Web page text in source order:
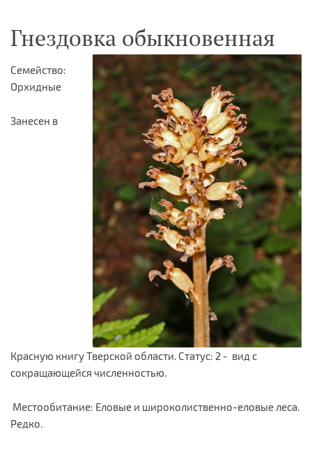
Гнездовка обыкновенная
Семейство:
Орхидные
Занесен в
Красную книгу Тверской области. Статус: 2 - вид с
сокращающейся численностью.
Местообитание: Еловые и широколиственно-еловые леса.
Редко.